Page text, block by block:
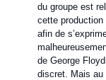
du groupe est
cette production
afin de
de George
discret. Mais au